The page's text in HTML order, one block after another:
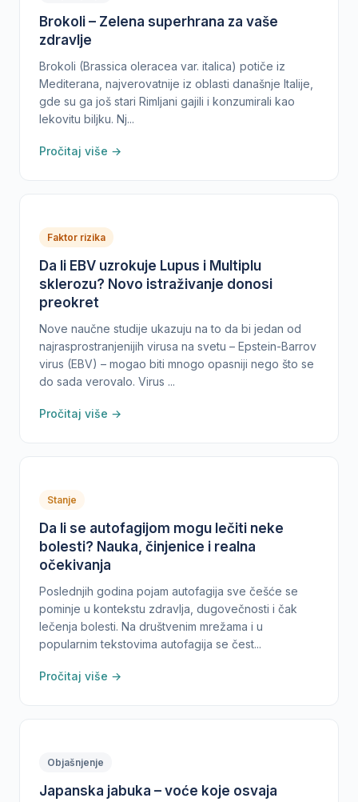
Brokoli – Zelena superhrana za vaše
zdravlje
Brokoli (Brassica oleracea var. italica) potiče iz
Mediterana, najverovatnije iz oblasti današnje Italije,
gde su ga još stari Rimljani gajili i konzumirali kao
lekovitu biljku. Nj...
Pročitaj više →
Faktor rizika
Da li EBV uzrokuje Lupus i Multiplu
sklerozu? Novo istraživanje donosi
preokret
Nove naučne studije ukazuju na to da bi jedan od
najrasprostranjenijih virusa na svetu – Epstein-Barrov
virus (EBV) – mogao biti mnogo opasniji nego što se
do sada verovalo. Virus ...
Pročitaj više →
Stanje
Da li se autofagijom mogu lečiti neke
bolesti? Nauka, činjenice i realna
očekivanja
Poslednjih godina pojam autofagija sve češće se
pominje u kontekstu zdravlja, dugovečnosti i čak
lečenja bolesti. Na društvenim mrežama i u
popularnim tekstovima autofagija se čest...
Pročitaj više →
Objašnjenje
Japanska jabuka – voće koje osvaja